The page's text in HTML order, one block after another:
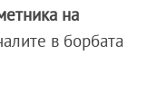
на
в борбата